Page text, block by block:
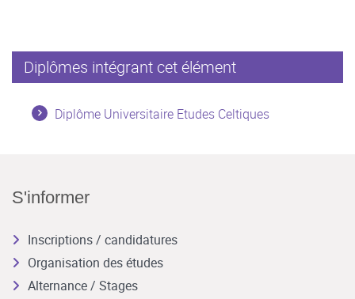
Diplômes intégrant cet élément
Diplôme Universitaire Etudes Celtiques
S'informer
Inscriptions / candidatures
Organisation des études
Alternance / Stages